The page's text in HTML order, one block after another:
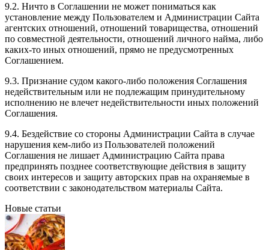
9.2. Ничто в Соглашении не может пониматься как
установление между Пользователем и Администрации Сайта
агентских отношений, отношений товарищества, отношений
по совместной деятельности, отношений личного найма, либо
каких-то иных отношений, прямо не предусмотренных
Соглашением.
9.3. Признание судом какого-либо положения Соглашения
недействительным или не подлежащим принудительному
исполнению не влечет недействительности иных положений
Соглашения.
9.4. Бездействие со стороны Администрации Сайта в случае
нарушения кем-либо из Пользователей положений
Соглашения не лишает Администрацию Сайта права
предпринять позднее соответствующие действия в защиту
своих интересов и защиту авторских прав на охраняемые в
соответствии с законодательством материалы Сайта.
Новые статьи